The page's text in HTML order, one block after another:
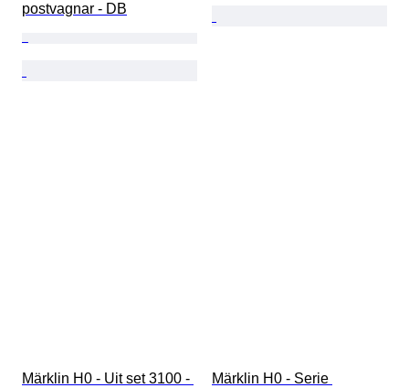
postvagnar - DB
Märklin H0 - Uit set 3100 -
Märklin H0 - Serie